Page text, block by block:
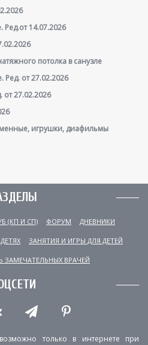
14.07.2026
потолка в санузле
Ред. от 27.02.2026
от 27.02.2026
игрушки, диафильмы
(КП И СП) ФОРУМ ДНЕВНИКИ
ЗАНЯТИЯ И ИГРЫ ДЛЯ ДЕТЕЙ
ЗАМЕЧАТЕЛЬНЫХ ВРАЧЕЙ
только в интернете при